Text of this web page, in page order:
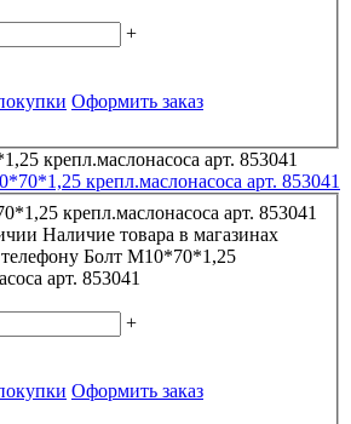
+
Оформить заказ
крепл.маслонасоса арт. 853041
Наличие товара в магазинах
Болт М10*70*1,25
крепл.маслонасоса арт. 853041
+
Оформить заказ